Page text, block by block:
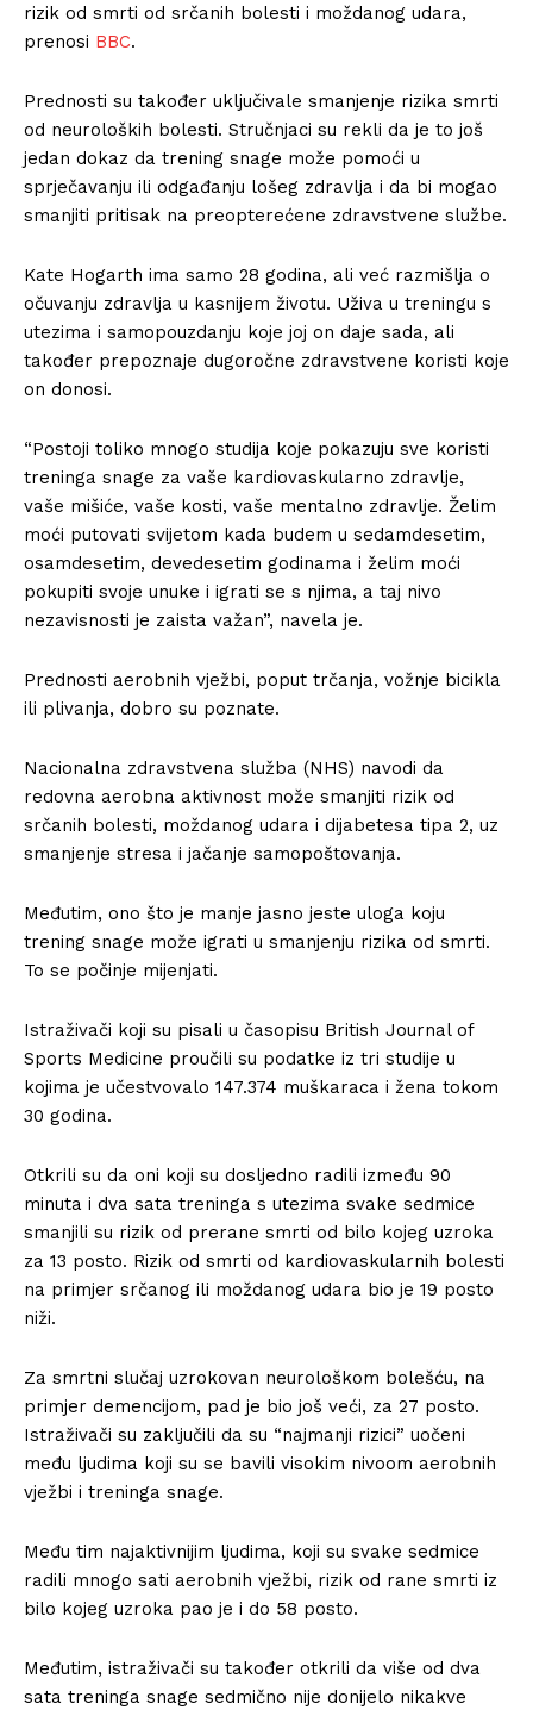
rizik od smrti od srčanih bolesti i moždanog udara,
prenosi BBC.
Prednosti su također uključivale smanjenje rizika smrti
od neuroloških bolesti. Stručnjaci su rekli da je to još
jedan dokaz da trening snage može pomoći u
sprječavanju ili odgađanju lošeg zdravlja i da bi mogao
smanjiti pritisak na preopterećene zdravstvene službe.
Kate Hogarth ima samo 28 godina, ali već razmišlja o
očuvanju zdravlja u kasnijem životu. Uživa u treningu s
utezima i samopouzdanju koje joj on daje sada, ali
također prepoznaje dugoročne zdravstvene koristi koje
on donosi.
“Postoji toliko mnogo studija koje pokazuju sve koristi
treninga snage za vaše kardiovaskularno zdravlje,
vaše mišiće, vaše kosti, vaše mentalno zdravlje. Želim
moći putovati svijetom kada budem u sedamdesetim,
osamdesetim, devedesetim godinama i želim moći
pokupiti svoje unuke i igrati se s njima, a taj nivo
nezavisnosti je zaista važan”, navela je.
Prednosti aerobnih vježbi, poput trčanja, vožnje bicikla
ili plivanja, dobro su poznate.
Nacionalna zdravstvena služba (NHS) navodi da
redovna aerobna aktivnost može smanjiti rizik od
srčanih bolesti, moždanog udara i dijabetesa tipa 2, uz
smanjenje stresa i jačanje samopoštovanja.
Međutim, ono što je manje jasno jeste uloga koju
trening snage može igrati u smanjenju rizika od smrti.
To se počinje mijenjati.
Istraživači koji su pisali u časopisu British Journal of
Sports Medicine proučili su podatke iz tri studije u
kojima je učestvovalo 147.374 muškaraca i žena tokom
30 godina.
Otkrili su da oni koji su dosljedno radili između 90
minuta i dva sata treninga s utezima svake sedmice
smanjili su rizik od prerane smrti od bilo kojeg uzroka
za 13 posto. Rizik od smrti od kardiovaskularnih bolesti
na primjer srčanog ili moždanog udara bio je 19 posto
niži.
Za smrtni slučaj uzrokovan neurološkom bolešću, na
primjer demencijom, pad je bio još veći, za 27 posto.
Istraživači su zaključili da su “najmanji rizici” uočeni
među ljudima koji su se bavili visokim nivoom aerobnih
vježbi i treninga snage.
Među tim najaktivnijim ljudima, koji su svake sedmice
radili mnogo sati aerobnih vježbi, rizik od rane smrti iz
bilo kojeg uzroka pao je i do 58 posto.
Međutim, istraživači su također otkrili da više od dva
sata treninga snage sedmično nije donijelo nikakve